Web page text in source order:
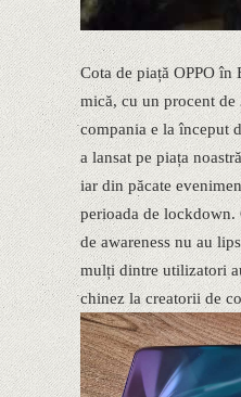
Cota de piață OPPO în
mică, cu un procent
compania e la început
a lansat pe piața
iar din păcate
perioada de lockdown.
de awareness nu au
mulți dintre utilizatori
chinez la creatorii de